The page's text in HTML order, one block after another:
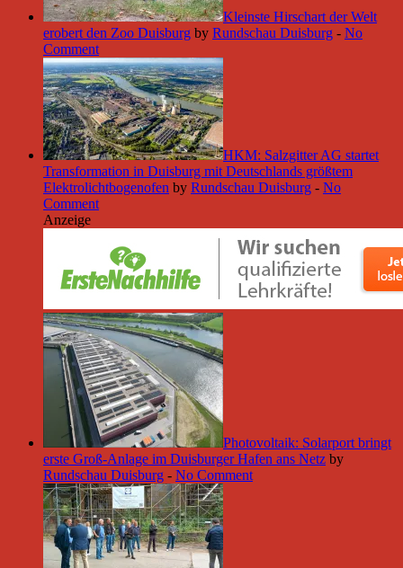
Kleinste Hirschart der Welt
erobert den Zoo Duisburg by Rundschau Duisburg - No
Comment
HKM: Salzgitter AG startet
Transformation in Duisburg mit Deutschlands größtem
Elektrolichtbogenofen by Rundschau Duisburg - No
Comment
Anzeige
Photovoltaik: Solarport bringt
erste Groß-Anlage im Duisburger Hafen ans Netz by
Rundschau Duisburg - No Comment